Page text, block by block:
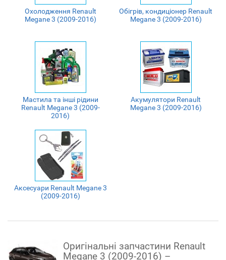
Охолодження Renault
Megane 3 (2009-2016)
Обігрів, кондиціонер Renault
Megane 3 (2009-2016)
Мастила та інші рідини
Renault Megane 3 (2009-
2016)
Акумулятори Renault
Megane 3 (2009-2016)
Аксесуари Renault Megane 3
(2009-2016)
Оригінальні запчастини Renault
Megane 3 (2009-2016) –